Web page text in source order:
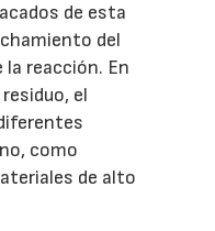
de esta
del
reacción. En
el
como
de alto